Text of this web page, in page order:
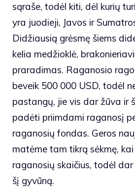
sąraše, todėl kiti, dėl kurių
yra juodieji, Javos ir
Didžiausią grėsmę šiems
kelia medžioklė,
praradimas. Raganosio
beveik 500 000 USD, todėl
pastangų, jie vis dar žūva ir
padėti priimdami raganosį
raganosių fondas. Geros
matėme tam tikrą sėkmę,
raganosių skaičius, todėl
šį gyvūną.